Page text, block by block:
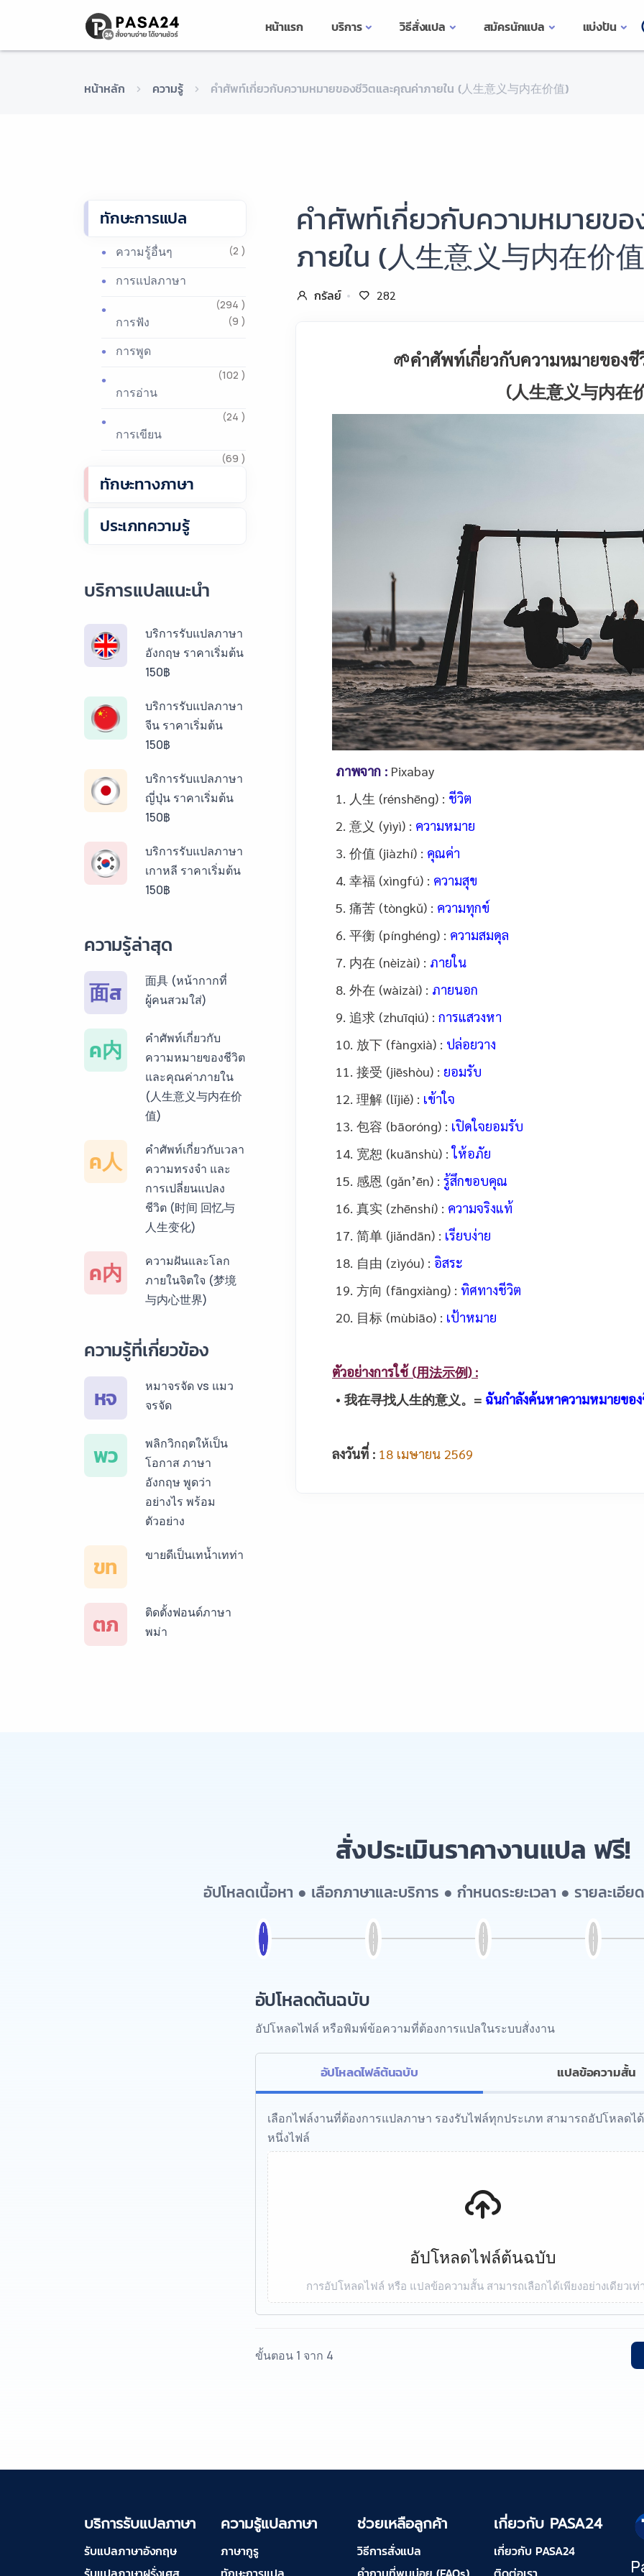
หน้าแรก บริการ วิธีสั่งแปล สมัครนักแปล แบ่งปัน
หน้าหลัก ความรู้ คำศัพท์เกี่ยวกับความหมายของชีวิตและคุณค่าภายใน (人生意义与内在价值)
คำศัพท์เกี่ยวกับความหมายข
ภายใน (人生意义与内在价
กรัลย์ 282
🌱คำศัพท์เกี่ยวกับความหมายของ
(人生意义与内在
ภาพจาก : Pixabay
1. 人生 (rénshēng) : ชีวิต
2. 意义 (yìyì) : ความหมาย
3. 价值 (jiàzhí) : คุณค่า
4. 幸福 (xìngfú) : ความสุข
5. 痛苦 (tòngkǔ) : ความทุกข์
6. 平衡 (pínghéng) : ความสมดุล
7. 内在 (nèizài) : ภายใน
8. 外在 (wàizài) : ภายนอก
9. 追求 (zhuīqiú) : การแสวงหา
10. 放下 (fàngxià) : ปล่อยวาง
11. 接受 (jiēshòu) : ยอมรับ
12. 理解 (lǐjiě) : เข้าใจ
13. 包容 (bāoróng) : เปิดใจยอมรับ
14. 宽恕 (kuānshù) :ให้อภัย
15. 感恩 (gǎn’ēn) : รู้สึกขอบคุณ
16. 真实 (zhēnshí) : ความจริงแท้
17. 简单 (jiǎndān) : เรียบง่าย
18. 自由 (zìyóu) : อิสระ
19. 方向 (fāngxiàng) : ทิศทางชีวิต
20. 目标 (mùbiāo) : เป้าหมาย
ตัวอย่างการใช้ (用法示例) :
• 我在寻找人生的意义。 = ฉันกำลังค้นหาความหมายขอ
ลงวันที่ : 18 เมษายน 2569
ทักษะการแปล
ความรู้อื่นๆ (2 )
การแปลภาษา
(294 )
การฟัง (9 )
การพูด
(102 )
การอ่าน
(24 )
การเขียน
(69 )
ทักษะทางภาษา
ประเภทความรู้
บริการแปลแนะนำ
บริการรับแปลภาษา
อังกฤษ ราคาเริ่มต้น
150฿
บริการรับแปลภาษา
จีน ราคาเริ่มต้น
150฿
บริการรับแปลภาษา
ญี่ปุ่น ราคาเริ่มต้น
150฿
บริการรับแปลภาษา
เกาหลี ราคาเริ่มต้น
150฿
ลาว ราคาเริ่มต้น
บริการรับแปลภาษา
150฿
บริการรับแปลภาษา
กัมพูชา ราคาเริ่มต้น
150฿
บริการรับแปลภาษา
เวียดนาม ราคาเริ่ม
ต้น 150฿
บริการรับแปลภาษา
ฝรั่งเศส ราคาเริ่มต้น
บริการรับแปลภาษา
สเปน ราคาเริ่มต้น
บริการรับแปลภาษา
เยอรมัน ราคาเริ่ม
ต้น 150฿
รัสเซีย ราคาเริ่มต้น
150฿
บริการรับแปลภาษา
ทั่วไทย ราคาเริ่มต้น
ความรู้ล่าสุด
面ส
面具 (หน้ากากที่
ผู้คนสวมใส่)
ค内
คำศัพท์เกี่ยวกับ
ความหมายของชีวิต
และคุณค่าภายใน
(人生意义与内在价
值)
ค人
คำศัพท์เกี่ยวกับเวลา
ความทรงจำ และ
การเปลี่ยนแปลง
ชีวิต (时间 回忆与
人生变化)
ค内
ความฝันและโลก
ภายในจิตใจ (梦境
与内心世界)
ความรู้ที่เกี่ยวข้อง
หจ
หมาจรจัด vs แมว
จรจัด
พว
พลิกวิกฤตให้เป็น
โอกาส ภาษา
อังกฤษ พูดว่า
อย่างไร พร้อม
ตัวอย่าง
ขท ขายดีเป็นเทน้ำเทท่า
ตภ
ติดตั้งฟอนด์ภาษา
พม่า
สั่งประเมินราคางานแปล ฟรี!
อัปโหลดเนื้อหา ● เลือกภาษาและบริการ ● กำหนดระยะเวลา ● รายละเอี
อัปโหลดต้นฉบับ
อัปโหลดไฟล์ หรือพิมพ์ข้อความที่ต้องการแปลในระบบสั่งงาน
อัปโหลดไฟล์ต้นฉบับ แปลข้อความสั้น
เลือกไฟล์งานที่ต้องการแปลภาษา รองรับไฟล์ทุกประเภท สามารถอัปโหลดไ
หนึ่งไฟล์
อัปโหลดไฟล์ต้นฉบับ
การอัปโหลดไฟล์ หรือ แปลข้อความสั้น สามารถเลือกได้เพียงอย่างเดียวเท่
ขั้นตอน 1 จาก 4
บริการรับแปลภาษา
รับแปลภาษาอังกฤษ
ความรู้แปลภาษา
ภาษากูรู
ช่วยเหลือลูกค้า
วิธีการสั่งแปล
เกี่ยวกับ PASA24
เกี่ยวกับ PASA24